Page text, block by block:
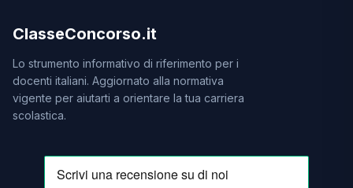
ClasseConcorso.it
Lo strumento informativo di riferimento per i
docenti italiani. Aggiornato alla normativa
vigente per aiutarti a orientare la tua carriera
scolastica.